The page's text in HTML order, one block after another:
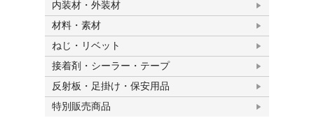
内装材・外装材
材料・素材
ねじ・リベット
接着剤・シーラー・テープ
反射板・足掛け・保安用品
特別販売商品